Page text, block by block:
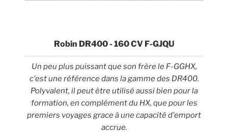
Robin DR400 - 160 CV F-GJQU
Un peu plus puissant que son frère le F-GGHX,
c'est une référence dans la gamme des DR400.
Polyvalent, il peut être utilisé aussi bien pour la
formation, en complément du HX, que pour les
premiers voyages grace à une capacité d'emport
accrue.